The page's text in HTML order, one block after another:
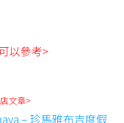
以參考>
文章>
– 珍馬雅布吉度假